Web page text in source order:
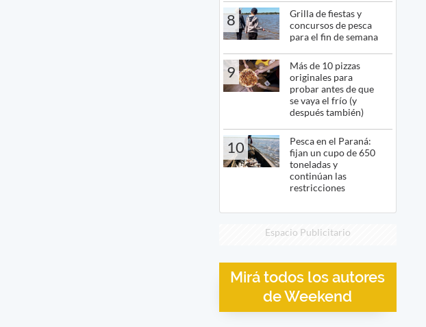
8
Grilla de fiestas y
concursos de pesca
para el fin de semana
9
Más de 10 pizzas
originales para
probar antes de que
se vaya el frío (y
después también)
10
Pesca en el Paraná:
fijan un cupo de 650
toneladas y
continúan las
restricciones
Espacio Publicitario
Mirá todos los autores
de Weekend